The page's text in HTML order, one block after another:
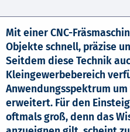
Mit einer CNC-
Objekte schnell, präzise
Seitdem diese Technik
Kleingewerbebereich
Anwendungsspektrum
erweitert. Für den
oftmals groß, denn das